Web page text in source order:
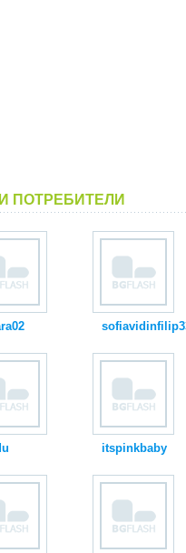
ПОТРЕБИТЕЛИ
itspinkbaby